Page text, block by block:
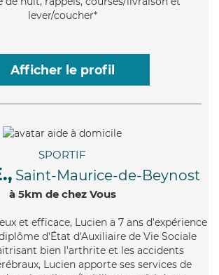
lever/coucher*
Afficher le profil
SPORTIF
Saint-Maurice-de-Beynost
à 5km de chez Vous
et efficace, Lucien a 7 ans d'expérience
d'État d'Auxiliaire de Vie Sociale
bien l'arthrite et les accidents
Lucien apporte ses services de